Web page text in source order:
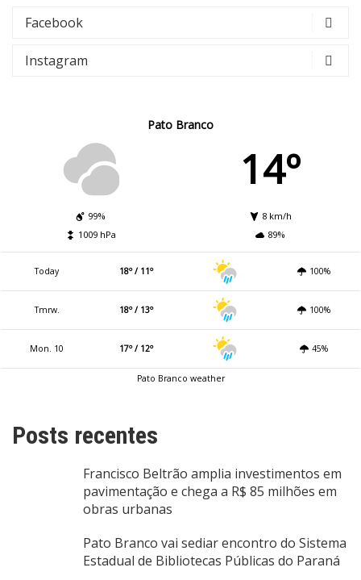
Facebook
Instagram
Pato Branco
14º
99%
8 km/h
1009 hPa
89%
Today 18º / 11º 100%
Tmrw. 18º / 13º 100%
Mon. 10 17º / 12º 45%
Pato Branco weather
Posts recentes
Francisco Beltrão amplia investimentos em
pavimentação e chega a R$ 85 milhões em
obras urbanas
Pato Branco vai sediar encontro do Sistema
Estadual de Bibliotecas Públicas do Paraná